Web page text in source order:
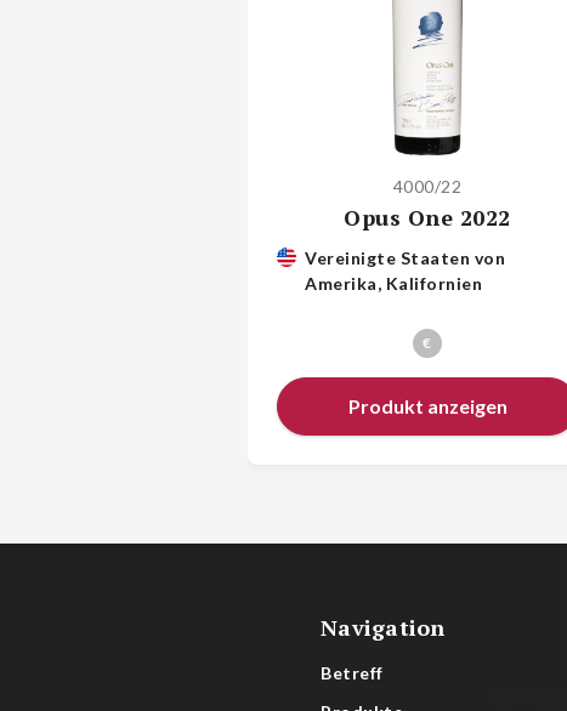
4000/22
Opus One 2022
Vereinigte Staaten von
Amerika, Kalifornien
€
Produkt anzeigen
Navigation
Betreff